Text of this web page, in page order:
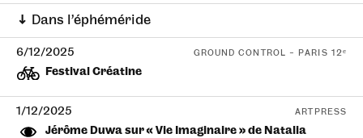
↓ Dans l’éphéméride
6/12/2025
Festival Créatine
GROUND CONTROL – PARIS 12ᵉ
1/12/2025
Jérôme Duwa sur « Vie Imaginaire » de Natalia
ARTPRESS